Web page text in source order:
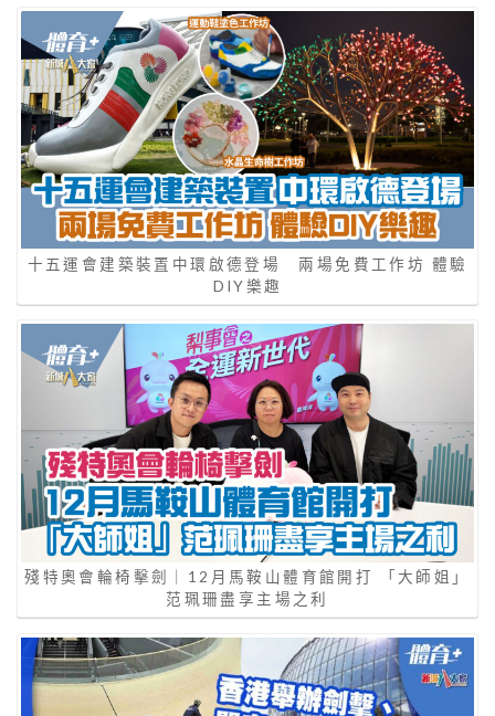
十五運會建築裝置中環啟德登場 兩場免費工作坊 體驗
DIY樂趣
殘特奧會輪椅擊劍｜12月馬鞍山體育館開打 「大師姐」
范珮珊盡享主場之利